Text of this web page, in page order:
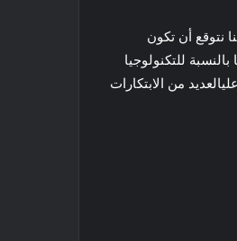
الفئة 8 وشاحنات متوسطة الحجم ، فإننا نتوقع أن تكون
للتكنولوجيا
من الابتكارات